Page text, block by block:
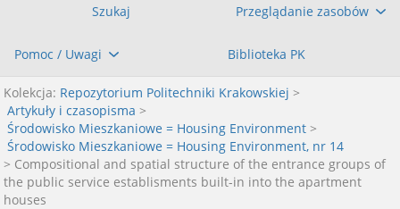
Szukaj Przeglądanie zasobów
Pomoc / Uwagi Biblioteka PK
Kolekcja: Repozytorium Politechniki Krakowskiej >
Artykuły i czasopisma >
Środowisko Mieszkaniowe = Housing Environment >
Środowisko Mieszkaniowe = Housing Environment, nr 14
> Compositional and spatial structure of the entrance groups of
the public service establisments built-in into the apartment
houses